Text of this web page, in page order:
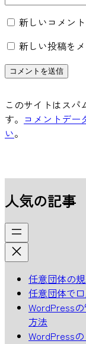
新しいコメン
新しい投稿を
このサイトはスパ
す。 コメントデー
い。
人気の記事
任意団体の
任意団体で
WordPress
方法
WordPress